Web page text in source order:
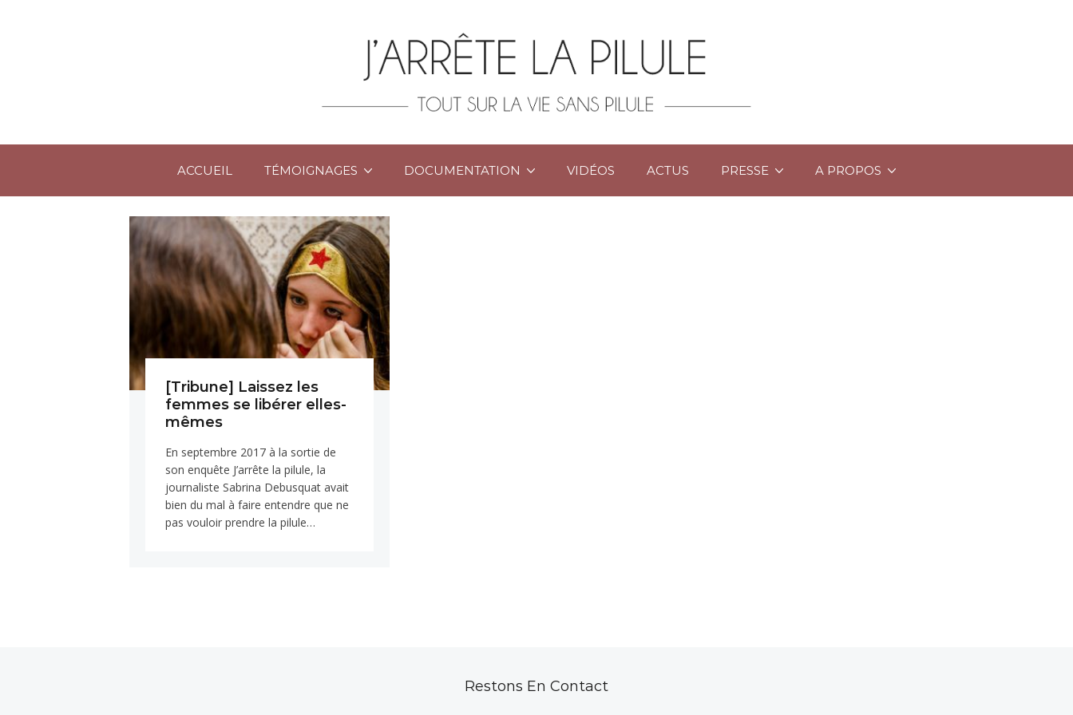
ACCUEIL TÉMOIGNAGES DOCUMENTATION VIDÉOS ACTUS PRESSE A PROPOS
[Tribune] Laissez les
femmes se libérer elles-
mêmes
En septembre 2017 à la sortie de
son enquête J’arrête la pilule, la
journaliste Sabrina Debusquat avait
bien du mal à faire entendre que ne
pas vouloir prendre la pilule…
Restons En Contact